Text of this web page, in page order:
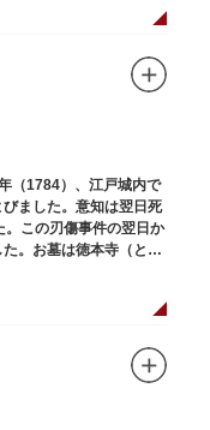
（1784）、江戸城内で
ました。意知は翌日死
この刃傷事件の翌日か
。お墓は徳本寺（とく